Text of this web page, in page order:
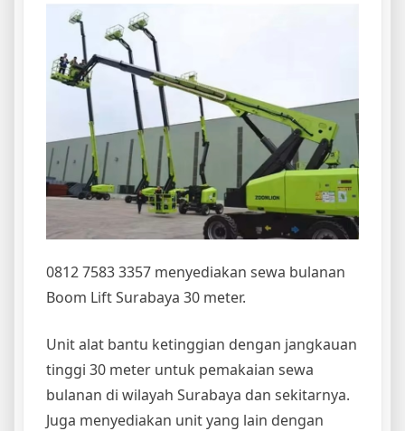
0812 7583 3357 menyediakan sewa bulanan
Boom Lift Surabaya 30 meter.
Unit alat bantu ketinggian dengan jangkauan
tinggi 30 meter untuk pemakaian sewa
bulanan di wilayah Surabaya dan sekitarnya.
Juga menyediakan unit yang lain dengan